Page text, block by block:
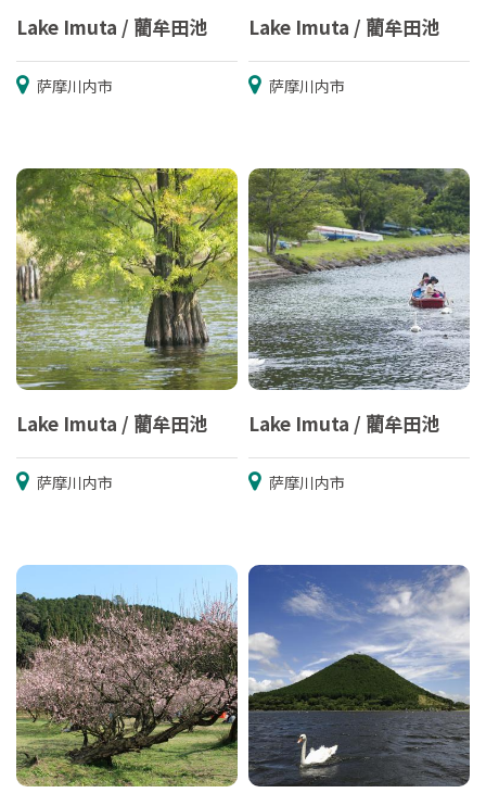
Lake Imuta / 藺牟田池
萨摩川内市
Lake Imuta / 藺牟田池
萨摩川内市
Lake Imuta / 藺牟田池
萨摩川内市
Lake Imuta / 藺牟田池
萨摩川内市